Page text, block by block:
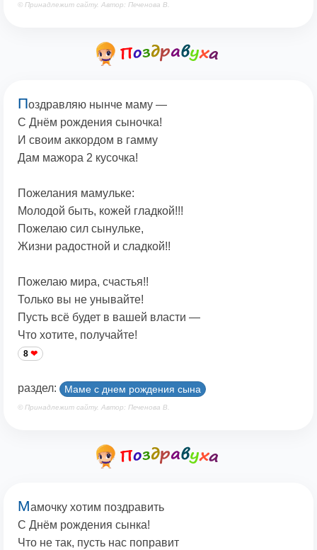
© Принадлежит сайту. Автор: Печенова В.
Поздравляю нынче маму —
С Днём рождения сыночка!
И своим аккордом в гамму
Дам мажора 2 кусочка!
Пожелания мамульке:
Молодой быть, кожей гладкой!!!
Пожелаю сил сынульке,
Жизни радостной и сладкой!!
Пожелаю мира, счастья!!
Только вы не унывайте!
Пусть всё будет в вашей власти —
Что хотите, получайте!
8
раздел: Маме с днем рождения сына
© Принадлежит сайту. Автор: Печенова В.
Мамочку хотим поздравить
С Днём рождения сынка!
Что не так, пусть нас поправит